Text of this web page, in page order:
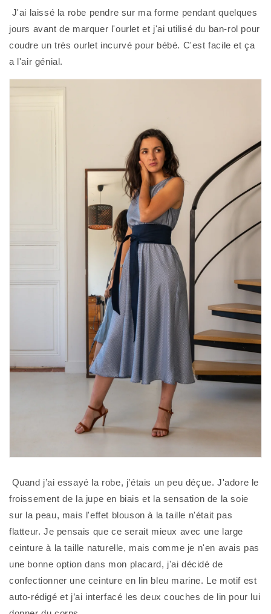
jours avant de marquer l'ourlet et j'ai utilisé du ban-rol pour
coudre un très ourlet incurvé pour bébé. C'est facile et ça
a l'air génial.
froissement de la jupe en biais et la sensation de la soie
sur la peau, mais l'effet blouson à la taille n'était pas
flatteur. Je pensais que ce serait mieux avec une large
ceinture à la taille naturelle, mais comme je n'en avais pas
une bonne option dans mon placard, j'ai décidé de
confectionner une ceinture en lin bleu marine. Le motif est
auto-rédigé et j’ai interfacé les deux couches de lin pour lui